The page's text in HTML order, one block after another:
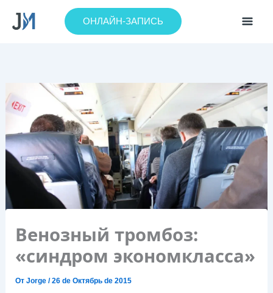
ОНЛАЙН-ЗАПИСЬ
Венозный тромбоз:
«синдром экономкласса»
ОтJorge/26 de Октябрь de 2015